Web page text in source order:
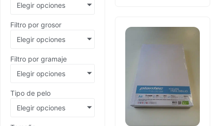
Elegir opciones
Filtro por grosor
Elegir opciones
Filtro por gramaje
Elegir opciones
Tipo de pelo
Elegir opciones